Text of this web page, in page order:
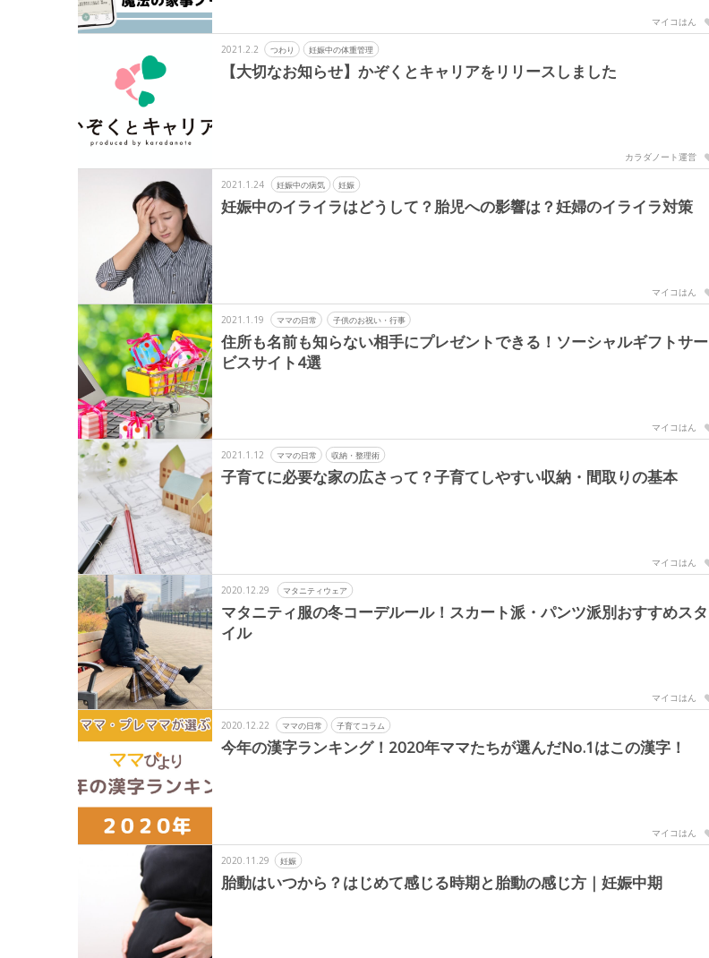
マイコはん
2021.2.2 つわり 妊娠中の体重管理
【大切なお知らせ】かぞくとキャリアをリリースしました
カラダノート運営
2021.1.24 妊娠中の病気 妊娠
妊娠中のイライラはどうして？胎児への影響は？妊婦のイライラ対策
マイコはん
2021.1.19 ママの日常 子供のお祝い・行事
住所も名前も知らない相手にプレゼントできる！ソーシャルギフトサー
ビスサイト4選
マイコはん
2021.1.12 ママの日常 収納・整理術
子育てに必要な家の広さって？子育てしやすい収納・間取りの基本
マイコはん
2020.12.29 マタニティウェア
マタニティ服の冬コーデルール！スカート派・パンツ派別おすすめスタ
イル
マイコはん
2020.12.22 ママの日常 子育てコラム
今年の漢字ランキング！2020年ママたちが選んだNo.1はこの漢字！
マイコはん
2020.11.29 妊娠
胎動はいつから？はじめて感じる時期と胎動の感じ方｜妊娠中期